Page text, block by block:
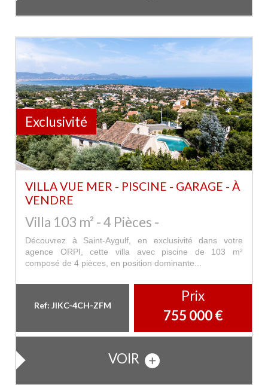
Exclusivité
VILLA VUE MER - PISCINE - GARAGE - À
VENDRE
Villa 103 m² - 4 Pièces -
Découvrez à Saint-Aygulf, en exclusivité dans votre
agence ORPI, cette villa avec piscine de 103 m²
composé de 4 pièces, en position dominante...
Ref: JIKC-4CH-ZFM
Prix
755 000 €
VOIR